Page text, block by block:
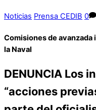
Noticias Prensa CEDIB 0
Comisiones de avanzada
la Naval
DENUNCIA Los
“acciones